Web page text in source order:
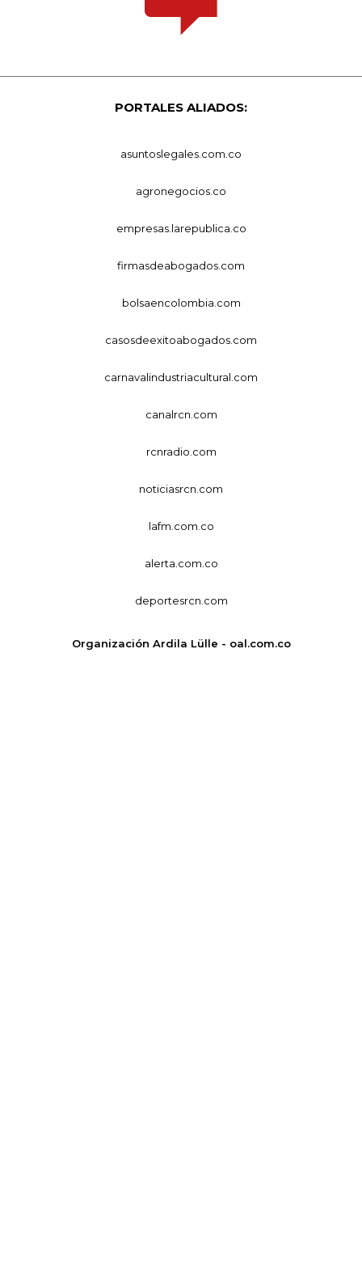
PORTALES ALIADOS:
asuntoslegales.com.co
agronegocios.co
empresas.larepublica.co
firmasdeabogados.com
bolsaencolombia.com
casosdeexitoabogados.com
carnavalindustriacultural.com
canalrcn.com
rcnradio.com
noticiasrcn.com
lafm.com.co
alerta.com.co
deportesrcn.com
Organización Ardila Lülle - oal.com.co